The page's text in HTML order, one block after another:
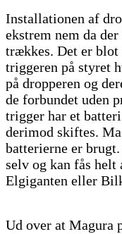
Installationen af
ekstrem nem da
trækkes. Det er blot
triggeren på styret
på dropperen og
de forbundet uden
trigger har et
derimod skiftes.
batterierne er
selv og kan fås helt
Elgiganten eller
Ud over at Magura